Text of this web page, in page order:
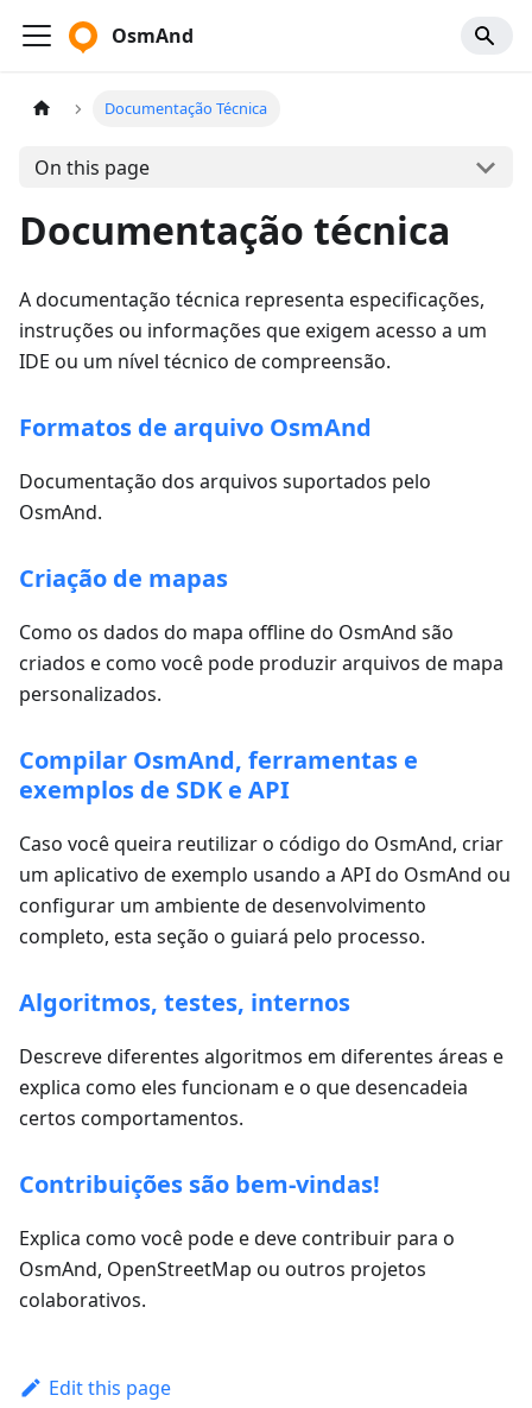
OsmAnd
Documentação Técnica
On this page
Documentação técnica
A documentação técnica representa especificações,
instruções ou informações que exigem acesso a um
IDE ou um nível técnico de compreensão.
Formatos de arquivo OsmAnd
Documentação dos arquivos suportados pelo
OsmAnd.
Criação de mapas
Como os dados do mapa offline do OsmAnd são
criados e como você pode produzir arquivos de mapa
personalizados.
Compilar OsmAnd, ferramentas e
exemplos de SDK e API
Caso você queira reutilizar o código do OsmAnd, criar
um aplicativo de exemplo usando a API do OsmAnd ou
configurar um ambiente de desenvolvimento
completo, esta seção o guiará pelo processo.
Algoritmos, testes, internos
Descreve diferentes algoritmos em diferentes áreas e
explica como eles funcionam e o que desencadeia
certos comportamentos.
Contribuições são bem-vindas!
Explica como você pode e deve contribuir para o
OsmAnd, OpenStreetMap ou outros projetos
colaborativos.
Edit this page